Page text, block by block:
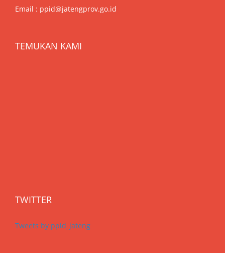
Email : ppid@jatengprov.go.id
TEMUKAN KAMI
TWITTER
Tweets by ppid_jateng